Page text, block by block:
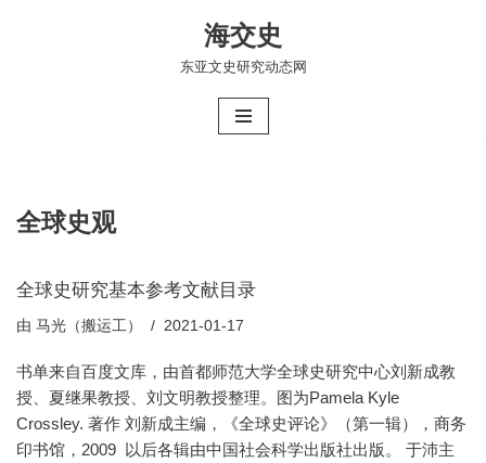
海交史
东亚文史研究动态网
全球史观
全球史研究基本参考文献目录
由 马光（搬运工） 2021-01-17
书单来自百度文库，由首都师范大学全球史研究中心刘新成教
授、夏继果教授、刘文明教授整理。图为Pamela Kyle
Crossley. 著作 刘新成主编，《全球史评论》（第一辑），商务
印书馆，2009 以后各辑由中国社会科学出版社出版。 于沛主